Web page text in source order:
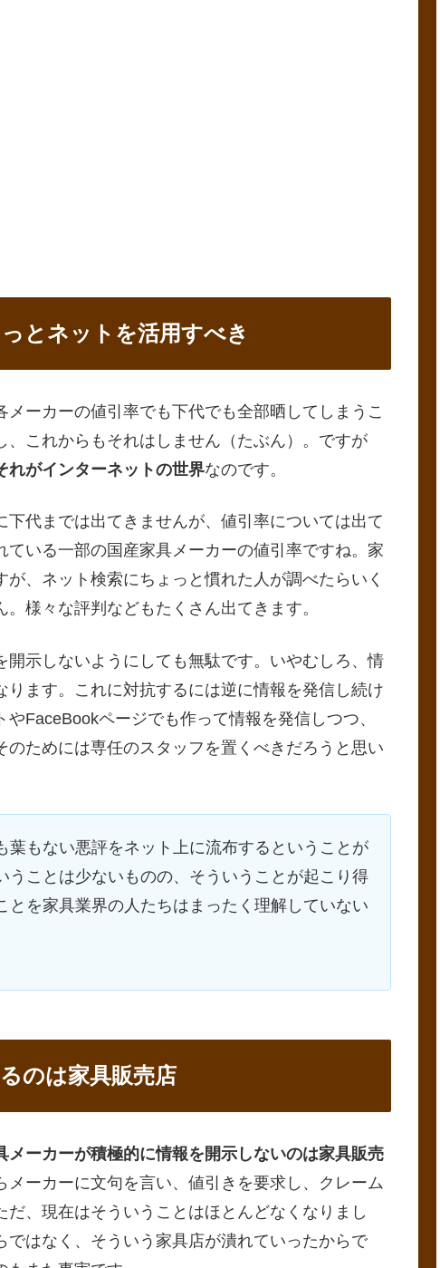
とネットを活用すべき
ーカーの値引率でも下代でも全部晒してしまうこ
これからもそれはしません（たぶん）。ですが
れがインターネットの世界なのです。
代までは出てきませんが、値引率については出て
いる一部の国産家具メーカーの値引率ですね。家
、ネット検索にちょっと慣れた人が調べたらいく
様々な評判などもたくさん出てきます。
示しないようにしても無駄です。いやむしろ、情
ます。これに対抗するには逆に情報を発信し続け
FaceBookページでも作って情報を発信しつつ、
ためには専任のスタッフを置くべきだろうと思い
葉もない悪評をネット上に流布するということが
うことは少ないものの、そういうことが起こり得
とを家具業界の人たちはまったく理解していない
のは家具販売店
メーカーが積極的に情報を開示しないのは家具販売
メーカーに文句を言い、値引きを要求し、クレーム
、現在はそういうことはほとんどなくなりまし
はなく、そういう家具店が潰れていったからで